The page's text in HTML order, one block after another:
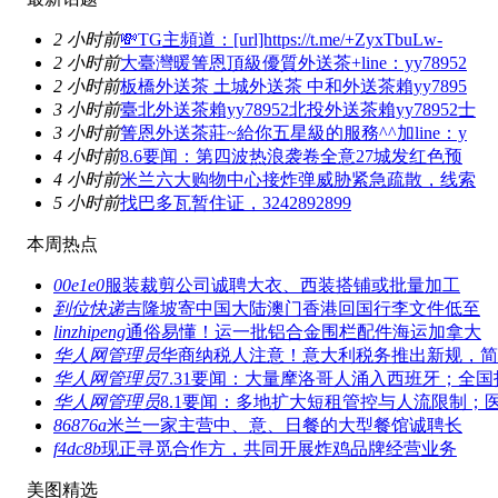
2 小时前💸TG主頻道：[url]https://t.me/+ZyxTbuLw-
2 小时前大臺灣暖箐恩頂級優質外送茶+line：yy78952
2 小时前板橋外送茶 土城外送茶 中和外送茶賴yy7895
3 小时前臺北外送茶賴yy78952北投外送茶賴yy78952士
3 小时前箐恩外送茶莊~給你五星級的服務^^加line：y
4 小时前8.6要闻：第四波热浪袭卷全意27城发红色预
4 小时前米兰六大购物中心接炸弹威胁紧急疏散，线索
5 小时前找巴多瓦暂住证，3242892899
本周热点
00e1e0服装裁剪公司诚聘大衣、西装搭铺或批量加工
到位快递吉隆坡寄中国大陆澳门香港回国行李文件低至
linzhipeng通俗易懂！运一批铝合金围栏配件海运加拿大
华人网管理员华商纳税人注意！意大利税务推出新规，
华人网管理员7.31要闻：大量摩洛哥人涌入西班牙；全国
华人网管理员8.1要闻：多地扩大短租管控与人流限制；
86876a米兰一家主营中、意、日餐的大型餐馆诚聘长
f4dc8b现正寻觅合作方，共同开展炸鸡品牌经营业务
美图精选